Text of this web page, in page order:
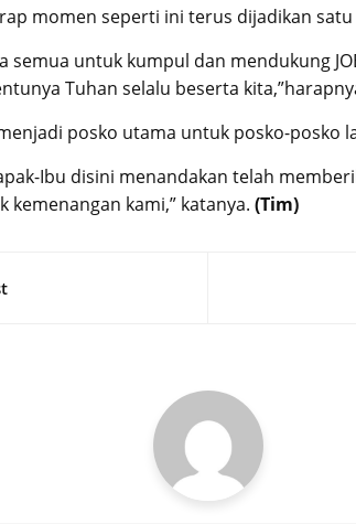
momen seperti ini terus dijadikan satu
semua untuk kumpul dan mendukung
Tuhan selalu beserta
posko utama untuk posko-posko
Ibu disini menandakan telah
kami,” katanya. (Tim)